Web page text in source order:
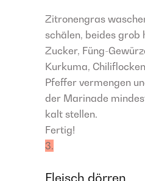
Zitronengras
schälen, beides grob
Zucker, Füng-
Kurkuma,
Pfeffer vermengen
der Marinade
kalt stellen.
Fertig!
3.
Fleisch dörren